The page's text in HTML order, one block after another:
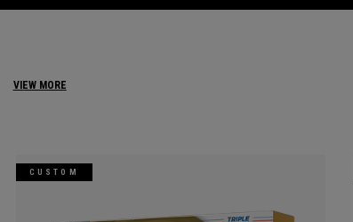
VIEW MORE
CUSTOM